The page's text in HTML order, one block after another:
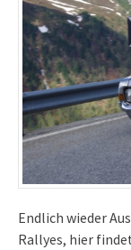
Endlich wieder
Rallyes, hier